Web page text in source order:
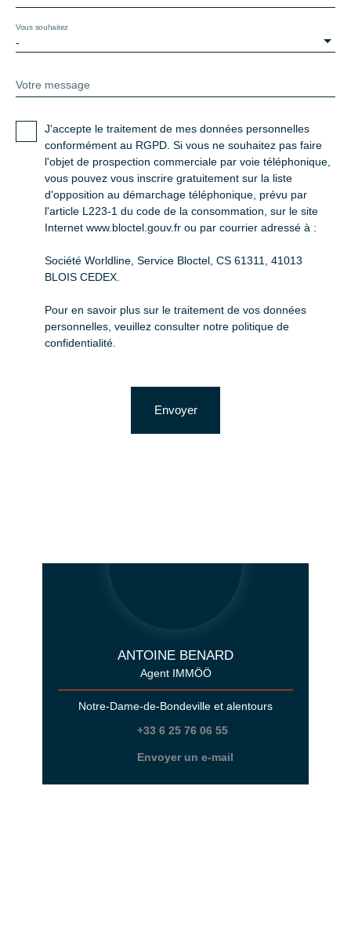
-
Vous souhaitez
Votre message
J'accepte le traitement de mes données personnelles
conformément au RGPD. Si vous ne souhaitez pas faire
l'objet de prospection commerciale par voie téléphonique,
vous pouvez vous inscrire gratuitement sur la liste
d'opposition au démarchage téléphonique, prévu par
l'article L223-1 du code de la consommation, sur le site
Internet www.bloctel.gouv.fr ou par courrier adressé à :
Société Worldline, Service Bloctel, CS 61311, 41013
BLOIS CEDEX.
Pour en savoir plus sur le traitement de vos données
personnelles, veuillez consulter notre politique de
confidentialité
Envoyer
ANTOINE BENARD
Agent IMMÖÖ
Notre-Dame-de-Bondeville et alentours
+33 6 25 76 06 55
Envoyer un e-mail